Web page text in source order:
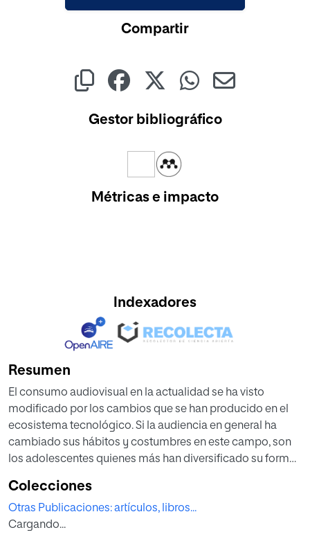
Compartir
Gestor bibliográfico
Métricas e impacto
Indexadores
Resumen
El consumo audiovisual en la actualidad se ha visto
modificado por los cambios que se han producido en el
ecosistema tecnológico. Si la audiencia en general ha
cambiado sus hábitos y costumbres en este campo, son
los adolescentes quienes más han diversificado su forma
una aproximación a las preferencias e intereses de los
adolescentes en materia de consumo audiovisual, en
general, y de las series de televisión, en particular. La
Colecciones
Otras Publicaciones: artículos, libros...
Cargando...